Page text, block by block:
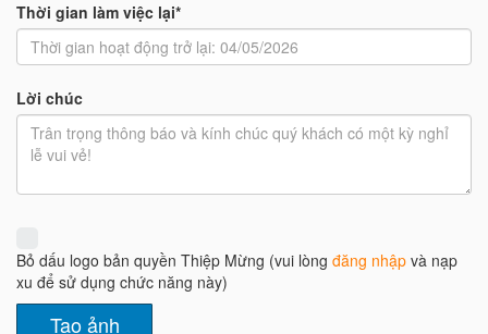
Thời gian làm việc lại*
Lời chúc
Bỏ dấu logo bản quyền Thiệp Mừng (vui lòng đăng nhập và nạp
xu để sử dụng chức năng này)